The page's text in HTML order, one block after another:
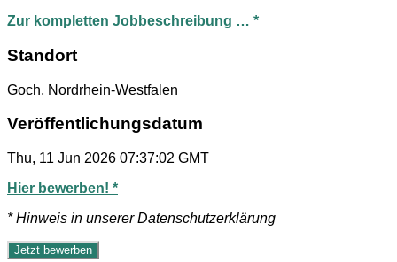
Zur kompletten Jobbeschreibung … *
Standort
Goch, Nordrhein-Westfalen
Veröffentlichungsdatum
Thu, 11 Jun 2026 07:37:02 GMT
Hier bewerben! *
* Hinweis in unserer Datenschutzerklärung